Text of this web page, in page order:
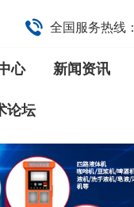
全国服务热线：
心 新闻资讯
论坛